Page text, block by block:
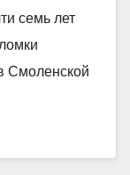
семь лет
Смоленской